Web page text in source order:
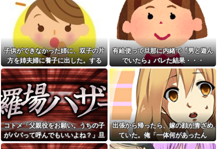
相手をイビる同期S「おい、聞け
よコラ！」地味な私「あ？相手
選んでデカい事言ってんじゃね
えよ」S「え…」→予想外の反...
シャウエッセン公式、またこ
ういうのでいい丼をポスト
ダイアンのじゃない方がユー
スケさんになってしまっている
という事実←これ
【画像】令和最新版の剛力彩
芽、ワイらにブッ刺さりまくり
と話題にw w w w w w w w w w
w w w
【動画】手術中に熊本地震直
撃やばすぎる
【衝撃】若い女の子からする
「甘い匂い」の正体、まさか分
からないDTなんておらんよな？
よな？w w w w w w w w w w w
『Gガンダム』を一気見させた結
果……甥っ子が重度の中二病を
発症して家で大暴れｗｗ
子供ができなかった姉に、双
子の片方を姉夫婦に養子に出し
た。すると、養子に出した子が
すごく礼儀正しくてビックリ
人気YouTuberさん、動画内で
最悪の秘密がバレて終わ
る・・・他
生活保護の相談に行ったら、
愛猫を手放さないと無理と言わ
れた。子どものような存在だか
ら手放すのは絶対に考えられな
い・・・
【悔しい】トメ「嫁子のお父
さんそんなに頑張ってるのにボ
ーナスが減ったり大変ねぇ」私
の自慢の父をバカにし始めた→
子供ができなかった姉に、双子の片
方を姉夫婦に養子に出した。する
と、養子に出した子がすごく礼儀正
しくてビックリ
有給使って旦那に内緒で『男と遊ん
でいたら』バレた結果・・・
コトメ「父親役をお願い。うちの子
がパパって呼んでもいいよね？」旦
那「それは無理」→断った途端に大
出張から帰ったら、嫁の顔が青ざめ
ていた。俺「一体何があったん
だ？」嫁「…」→子供たちに話を聞